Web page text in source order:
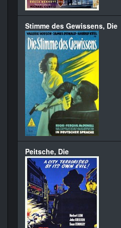
Stimme des Gewissens, Die
Peitsche, Die